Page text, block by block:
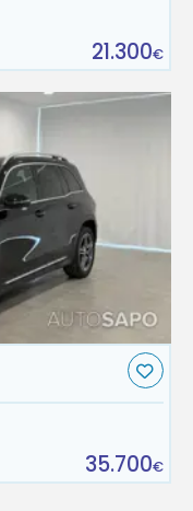
21.300€
35.700€